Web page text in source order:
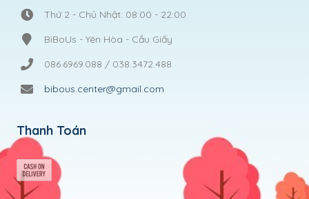
Thứ 2 - Chủ Nhật: 08:00 - 22:00
BiBoUs - Yên Hòa - Cầu Giấy
086.6969.088 / 038.3472.488
bibous.center@gmail.com
Thanh Toán